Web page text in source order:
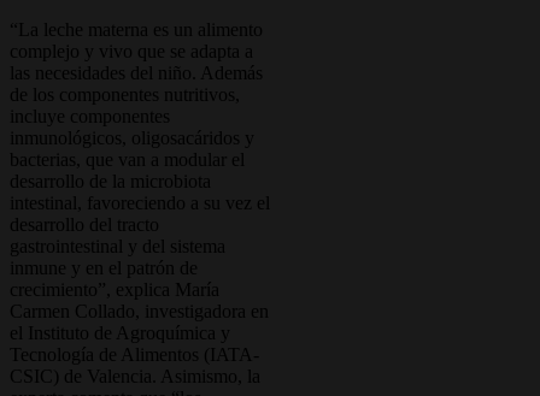
“La leche materna es un alimento
complejo y vivo que se adapta a
las necesidades del niño. Además
de los componentes nutritivos,
incluye componentes
inmunológicos, oligosacáridos y
bacterias, que van a modular el
desarrollo de la microbiota
intestinal, favoreciendo a su vez el
desarrollo del tracto
gastrointestinal y del sistema
inmune y en el patrón de
crecimiento”, explica María
Carmen Collado, investigadora en
el Instituto de Agroquímica y
Tecnología de Alimentos (IATA-
CSIC) de Valencia. Asimismo, la